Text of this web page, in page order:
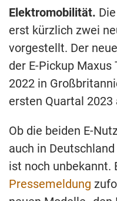
Elektromobilität.
erst kürzlich zwei
vorgestellt. Der
der E-Pickup Maxus
2022 in
ersten Quartal
Ob die beiden E-
auch in
ist noch unbekannt.
Pressemeldung